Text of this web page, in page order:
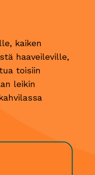
kaiken
haaveileville,
toisiin
leikin